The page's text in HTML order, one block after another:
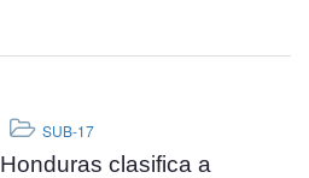
SUB-17
Honduras clasifica a